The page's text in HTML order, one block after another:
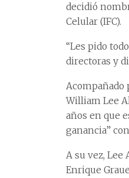
decidió
Celular (IFC).
“Les pido
directoras y
Acompañado
William Lee
años en que
ganancia”
A su vez,
Enrique